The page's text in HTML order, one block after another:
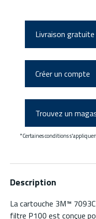
Livraison
Créer un compte
Trouvez un
*Certaines conditions
Description
La cartouche 3M™
filtre P100 est conçue